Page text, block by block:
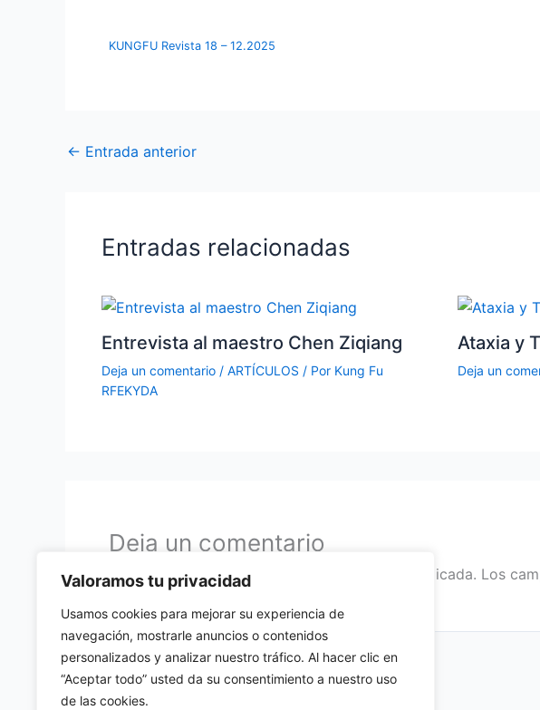
Valoramos tu privacidad
Usamos cookies para mejorar su experiencia de
navegación, mostrarle anuncios o contenidos
personalizados y analizar nuestro tráfico. Al hacer clic en
“Aceptar todo” usted da su consentimiento a nuestro uso
de las cookies.
KUNGFU Revista 18 – 12.2025
← Entrada anterior
Entradas relacionadas
Entrevista al maestro Chen Ziqiang
Deja un comentario / ARTÍCULOS / Por Kung Fu
RFEKYDA
Ataxia y
Deja un
Deja un comentario
Tu dirección de correo electrónico no será publicada. Los
Escribe
aquí...